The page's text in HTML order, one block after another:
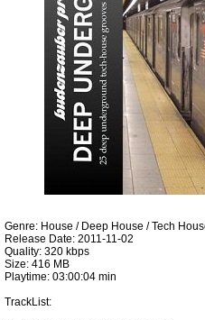
Genre: House / Deep House / Tech
Release Date: 2011-11-02
Quality: 320 kbps
Size: 416 MB
Playtime: 03:00:04 min
TrackList: